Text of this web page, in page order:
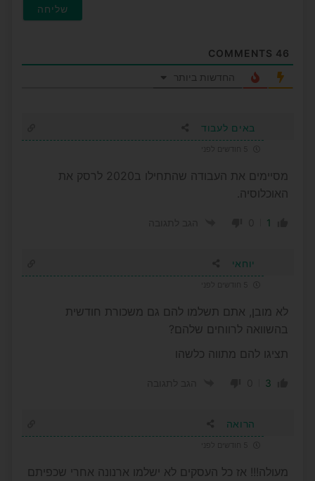
46
החדשות ביותר
באים לעבוד
מסיימים את העבודה שהתחילו ב2020 לרסק את
האוכלוסיה.
1
יוחאי
לא מובן, אתם תשלמו להם גם משכורת חודשית
בהשוואה לרווחים שלהם?
תציגו להם מתווה כלשהו
3
הרואה
מעולה!!! אז כל העסקים לא ישלמו ארנונה אחרי שכפיתם